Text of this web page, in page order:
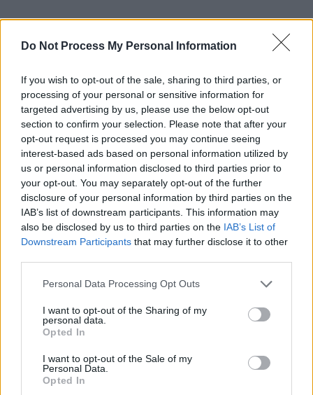
Do Not Process My Personal Information
If you wish to opt-out of the sale, sharing to third parties, or
processing of your personal or sensitive information for
targeted advertising by us, please use the below opt-out
section to confirm your selection. Please note that after your
opt-out request is processed you may continue seeing
interest-based ads based on personal information utilized by
us or personal information disclosed to third parties prior to
your opt-out. You may separately opt-out of the further
disclosure of your personal information by third parties on the
IAB’s list of downstream participants. This information may
also be disclosed by us to third parties on the IAB’s List of
Downstream Participants that may further disclose it to other
Personal Data Processing Opt Outs
I want to opt-out of the Sharing of my
personal data.
Opted In
I want to opt-out of the Sale of my
Personal Data.
Opted In
Die Griechen (Deutschland,2014 )
Geschichte
Details
Die „Terra X“-Reihe „Große Völker“ versteht sich als Zeitreise zu den